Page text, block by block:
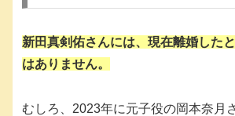
新田真剣佑さんには、現在離婚した
はありません。
むしろ、2023年に元子役の岡本奈月